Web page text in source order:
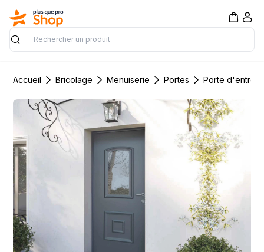
Rechercher
Accueil Bricolage Menuiserie Portes Porte d'entrée